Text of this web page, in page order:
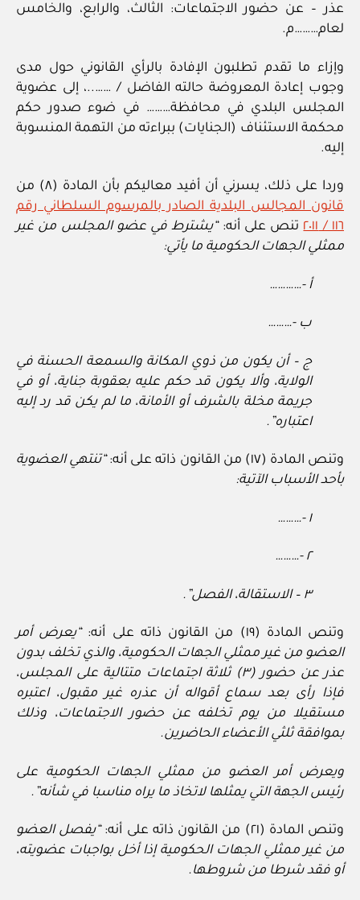
عذر – عن حضور الاجتماعات: الثالث، والرابع، والخامس
لعام………م.
وإزاء ما تقدم تطلبون الإفادة بالرأي القانوني حول مدى
وجوب إعادة المعروضة حالته الفاضل / ……..، إلى عضوية
المجلس البلدي في محافظة……… في ضوء صدور حكم
محكمة الاستئناف (الجنايات) ببراءته من التهمة المنسوبة
إليه.
وردا على ذلك، يسرني أن أفيد معاليكم بأن المادة (٨) من
قانون المجالس البلدية الصادر بالمرسوم السلطاني رقم
١١٦ / ٢٠١١
تنص على أنه:“يشترط في عضو المجلس من غير
ممثلي الجهات الحكومية ما يأتي:
أ -…………
ب -………
ج – أن يكون من ذوي المكانة والسمعة الحسنة في
الولاية، وألا يكون قد حكم عليه بعقوبة جناية، أو في
جريمة مخلة بالشرف أو الأمانة، ما لم يكن قد رد إليه
اعتباره”.
وتنص المادة (١٧) من القانون ذاته على أنه:
“تنتهي العضوية
بأحد الأسباب الآتية:
١ -………
٢ -………
٣ – الاستقالة، الفصل”.
وتنص المادة (١٩) من القانون ذاته على أنه:
“يعرض أمر
العضو من غير ممثلي الجهات الحكومية، والذي تخلف بدون
عذر عن حضور (٣) ثلاثة اجتماعات متتالية على المجلس،
فإذا رأى بعد سماع أقواله أن عذره غير مقبول، اعتبره
مستقيلا من يوم تخلفه عن حضور الاجتماعات، وذلك
بموافقة ثلثي الأعضاء الحاضرين.
ويعرض أمر العضو من ممثلي الجهات الحكومية على
رئيس الجهة التي يمثلها لاتخاذ ما يراه مناسبا في شأنه”.
وتنص المادة (٢١) من القانون ذاته على أنه:
“يفصل العضو
من غير ممثلي الجهات الحكومية إذا أخل بواجبات عضويته،
أو فقد شرطا من شروطها.